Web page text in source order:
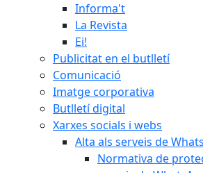
Informa't
La Revista
Ei!
Publicitat en el butlletí
Comunicació
Imatge corporativa
Butlletí digital
Xarxes socials i webs
Alta als serveis de
Normativa de